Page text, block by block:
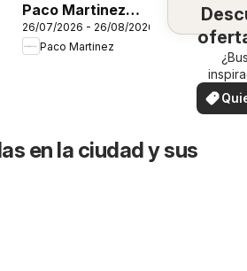
Paco Martinez
Folleto
26/07/2026 - 26/08/2026
Paco Martinez
su
¡Vea
en su
ver
en la ciudad y sus